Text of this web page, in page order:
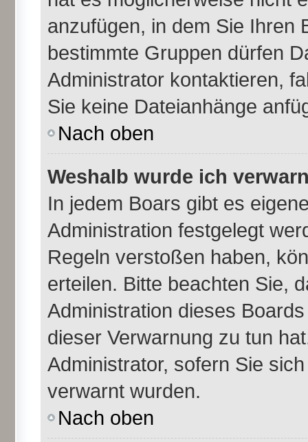
anzufügen, in dem Sie Ihren
bestimmte Gruppen dürfen
Administrator kontaktieren,
Sie keine Dateianhänge
Nach oben
Weshalb wurde ich
In jedem Boars gibt es
Administration festgelegt
Regeln verstoßen haben,
erteilen. Bitte beachten Sie,
Administration dieses
dieser Verwarnung zu tun
Administrator, sofern Sie
verwarnt wurden.
Nach oben